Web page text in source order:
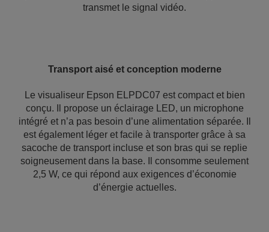
transmet le signal vidéo.
Transport aisé et conception moderne
Le visualiseur Epson ELPDC07 est compact et bien
conçu. Il propose un éclairage LED, un microphone
intégré et n’a pas besoin d’une alimentation séparée. Il
est également léger et facile à transporter grâce à sa
sacoche de transport incluse et son bras qui se replie
soigneusement dans la base. Il consomme seulement
2,5 W, ce qui répond aux exigences d’économie
d’énergie actuelles.